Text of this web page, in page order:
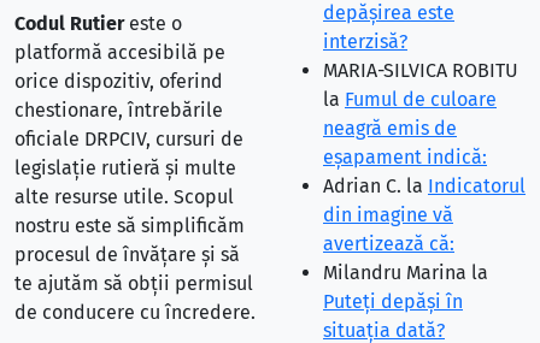
Codul Rutiereste o
platformă accesibilă pe
orice dispozitiv, oferind
chestionare, întrebările
oficiale DRPCIV, cursuri de
legislație rutieră și multe
alte resurse utile. Scopul
nostru este să simplificăm
procesul de învățare și să
te ajutăm să obții permisul
de conducere cu încredere.
depăşirea este
interzisă?
MARIA-SILVICA ROBITU
la Fumul de culoare
neagră emis de
eşapament indică:
Adrian C. la Indicatorul
din imagine vă
avertizează că:
Milandru Marina la
Puteţi depăşi în
situaţia dată?